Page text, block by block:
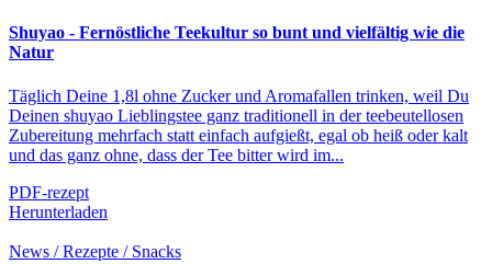
Shuyao - Fernöstliche Teekultur so bunt und vielfältig wie die
Natur
Täglich Deine 1,8l ohne Zucker und Aromafallen trinken, weil Du
Deinen shuyao Lieblingstee ganz traditionell in der teebeutellosen
Zubereitung mehrfach statt einfach aufgießt, egal ob heiß oder kalt
und das ganz ohne, dass der Tee bitter wird im...
PDF-rezept
Herunterladen
News / Rezepte / Snacks